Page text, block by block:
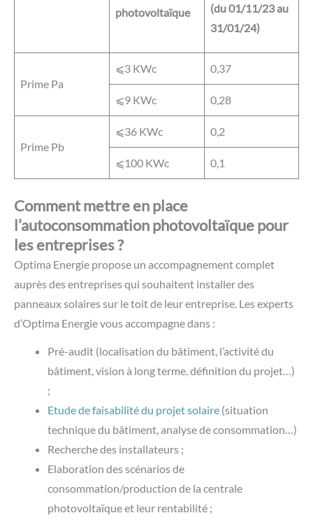
photovoltaïque
(du 01/11/23 au
31/01/24)
Prime Pa
⩽3 KWc 0,37
⩽9 KWc 0,28
Prime Pb
⩽36 KWc 0,2
⩽100 KWc 0,1
Comment mettre en place
l’autoconsommation photovoltaïque pour
les entreprises ?
Optima Energie propose un accompagnement complet
auprès des entreprises qui souhaitent installer des
panneaux solaires sur le toit de leur entreprise. Les experts
d’Optima Energie vous accompagne dans :
Pré-audit (localisation du bâtiment, l’activité du
bâtiment, vision à long terme, définition du projet…)
;
Etude de faisabilité du projet solaire (situation
technique du bâtiment, analyse de consommation…)
Recherche des installateurs ;
Elaboration des scénarios de
consommation/production de la centrale
photovoltaïque et leur rentabilité ;